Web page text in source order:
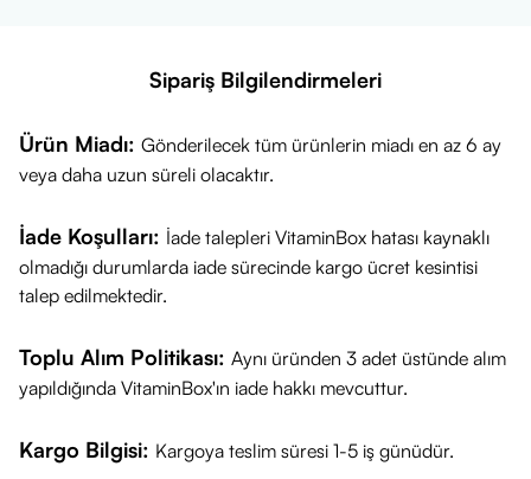
BRD: Beslenme Referans Değeri
Net Miktar:20 ml (133 Puf).
Öne Çıkan Özellikleri Nedir?
25 µg D Vitamini desteği sunar.
Sprey Formu:
Pratik ve hızlı kullanım imkânı sunan sprey
Temiz İçerik: Koruyucu ve şeker ilavesi içermez.
MCT Yağı Taşıyıcı:Taşıyıcı olarak kullanılan MCT (orta zincir
olabilir.
Sipariş Bilgilendirmeleri
Ürün Miadı: Gönderilecek tüm ürünlerin miadı en az 6 ay
veya daha uzun süreli olacaktır.
İade Koşulları: İade talepleri VitaminBox hatası kaynaklı
olmadığı durumlarda iade sürecinde kargo ücret kesintisi
talep edilmektedir.
Toplu Alım Politikası: Aynı üründen 3 adet üstünde alım
yapıldığında VitaminBox'ın iade hakkı mevcuttur.
Kargo Bilgisi: Kargoya teslim süresi 1-5 iş günüdür.